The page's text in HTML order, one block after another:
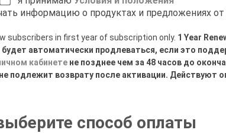
информацию о продуктах и предложениях от
subscribers in first year of subscription only. 1 Year
автоматически продлеваться, если это
кабинете не позднее чем за 48 часов до
подлежит возврату после активации. Действуют
способ оплаты